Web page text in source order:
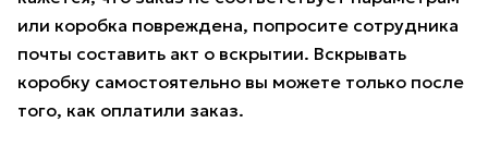
или коробка повреждена, попросите сотрудника
почты составить акт о вскрытии. Вскрывать
коробку самостоятельно вы можете только после
того, как оплатили заказ.